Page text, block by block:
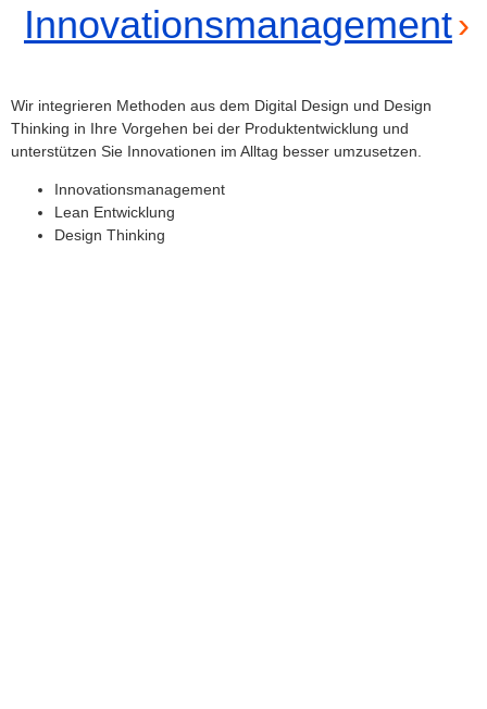
Innovationsmanagement
Wir integrieren Methoden aus dem Digital Design und Design
Thinking in Ihre Vorgehen bei der Produktentwicklung und
unterstützen Sie Innovationen im Alltag besser umzusetzen.
Innovationsmanagement
Lean Entwicklung
Design Thinking